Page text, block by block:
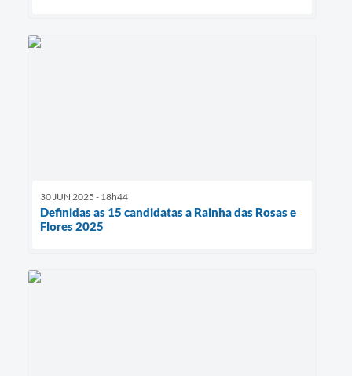
30 JUN 2025 - 18h44
Definidas as 15 candidatas a Rainha das Rosas e
Flores 2025